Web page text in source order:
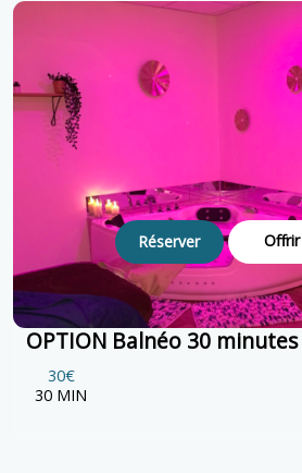
Réserver Offrir
OPTION Balnéo 30 minutes
30€
30 MIN